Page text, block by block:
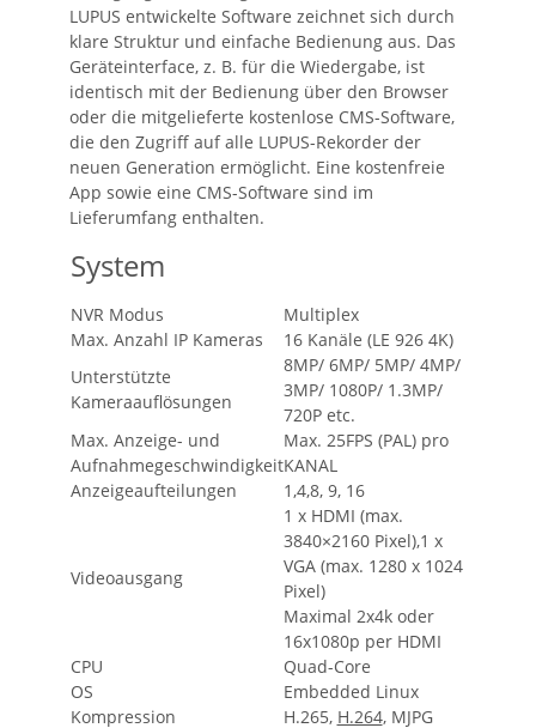
LUPUS entwickelte Software zeichnet sich durch
klare Struktur und einfache Bedienung aus. Das
Geräteinterface, z. B. für die Wiedergabe, ist
identisch mit der Bedienung über den Browser
oder die mitgelieferte kostenlose CMS-Software,
die den Zugriff auf alle LUPUS-Rekorder der
neuen Generation ermöglicht. Eine kostenfreie
App sowie eine CMS-Software sind im
Lieferumfang enthalten.
System
NVR Modus
Multiplex
Max. Anzahl IP Kameras
16 Kanäle (LE 926 4K)
Unterstützte
Kameraauflösungen
8MP/ 6MP/ 5MP/ 4MP/
3MP/ 1080P/ 1.3MP/
720P etc.
Max. Anzeige- und
Aufnahmegeschwindigkeit
Max. 25FPS (PAL) pro
KANAL
Anzeigeaufteilungen
1,4,8, 9, 16
Videoausgang
1 x HDMI (max.
3840×2160 Pixel),1 x
VGA (max. 1280 x 1024
Pixel)
Maximal 2x4k oder
16x1080p per HDMI
CPU
Quad-Core
OS
Embedded Linux
Kompression
H.265, H.264, MJPG